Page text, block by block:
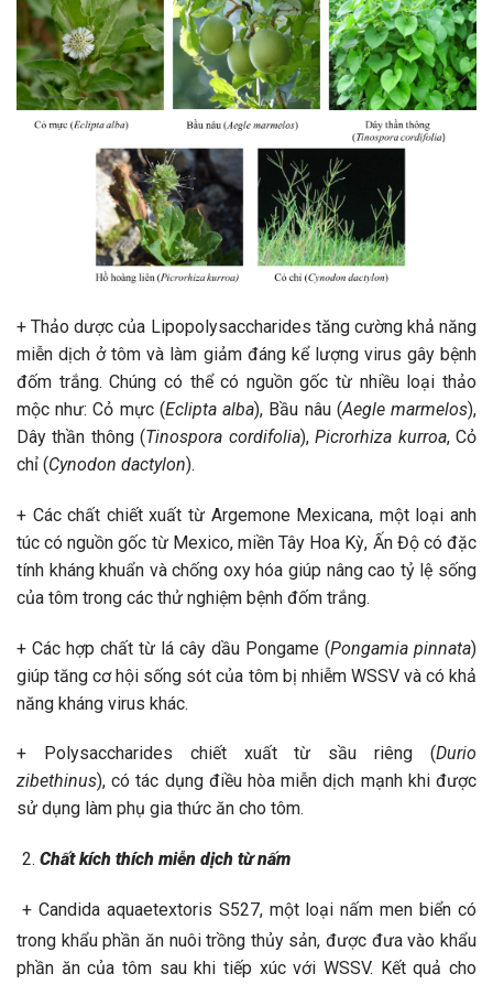
+ Thảo dược của Lipopolysaccharides tăng cường khả năng
miễn dịch ở tôm và làm giảm đáng kể lượng virus gây bệnh
đốm trắng. Chúng có thể có nguồn gốc từ nhiều loại thảo
mộc như: Cỏ mực (Eclipta alba), Bầu nâu (Aegle marmelos),
Dây thần thông (Tinospora cordifolia),Picrorhiza kurroa, Cỏ
chỉ (Cynodon dactylon).
+ Các chất chiết xuất từ ​​Argemone Mexicana, một loại anh
túc có nguồn gốc từ Mexico, miền Tây Hoa Kỳ, Ấn Độ có đặc
tính kháng khuẩn và chống oxy hóa giúp nâng cao tỷ lệ sống
của tôm trong các thử nghiệm bệnh đốm trắng.
+ Các hợp chất từ lá cây dầu Pongame (Pongamia pinnata)
giúp tăng cơ hội sống sót của tôm bị nhiễm WSSV và có khả
năng kháng virus khác.
+ Polysaccharides chiết xuất từ sầu riêng (Durio
zibethinus), có tác dụng điều hòa miễn dịch mạnh khi được
sử dụng làm phụ gia thức ăn cho tôm.
Chất kích thích miễn dịch từ nấm
+ Candida aquaetextoris S527, một loại nấm men biển có
trong khẩu phần ăn nuôi trồng thủy sản, được đưa vào khẩu
phần ăn của tôm sau khi tiếp xúc với WSSV. Kết quả cho